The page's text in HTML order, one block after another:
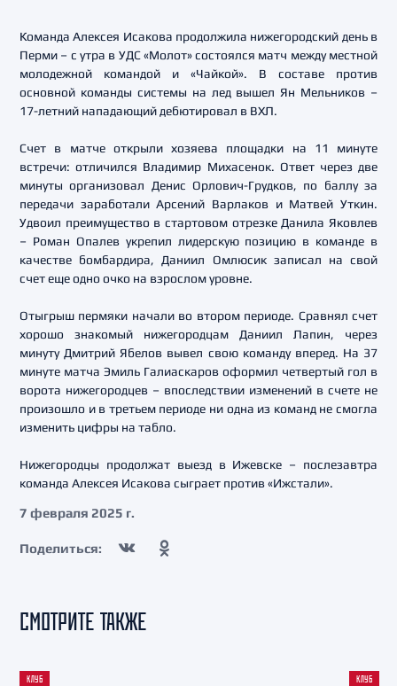
Команда Алексея Исакова продолжила нижегородский день в
Перми – с утра в УДС «Молот» состоялся матч между местной
молодежной командой и «Чайкой». В составе против
основной команды системы на лед вышел Ян Мельников –
17-летний нападающий дебютировал в ВХЛ.
Счет в матче открыли хозяева площадки на 11 минуте
встречи: отличился Владимир Михасенок. Ответ через две
минуты организовал Денис Орлович-Грудков, по баллу за
передачи заработали Арсений Варлаков и Матвей Уткин.
Удвоил преимущество в стартовом отрезке Данила Яковлев
– Роман Опалев укрепил лидерскую позицию в команде в
качестве бомбардира, Даниил Омлюсик записал на свой
счет еще одно очко на взрослом уровне.
Отыгрыш пермяки начали во втором периоде. Сравнял счет
хорошо знакомый нижегородцам Даниил Лапин, через
минуту Дмитрий Ябелов вывел свою команду вперед. На 37
минуте матча Эмиль Галиаскаров оформил четвертый гол в
ворота нижегородцев – впоследствии изменений в счете не
произошло и в третьем периоде ни одна из команд не смогла
изменить цифры на табло.
Нижегородцы продолжат выезд в Ижевске – послезавтра
команда Алексея Исакова сыграет против «Ижстали».
7 февраля 2025 г.
Поделиться:
СМОТРИТЕ ТАКЖЕ
КЛУБ КЛУБ